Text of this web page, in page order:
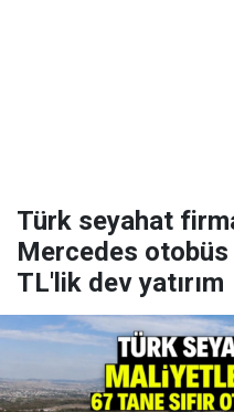
Türk seyahat
Mercedes otobüs
TL'lik dev yatırım